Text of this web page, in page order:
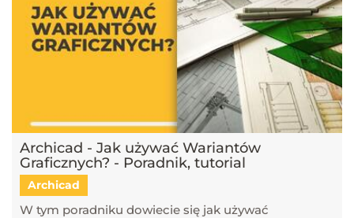
Archicad - Jak używać Wariantów
Graficznych? - Poradnik, tutorial
Archicad
W tym poradniku dowiecie się jak używać